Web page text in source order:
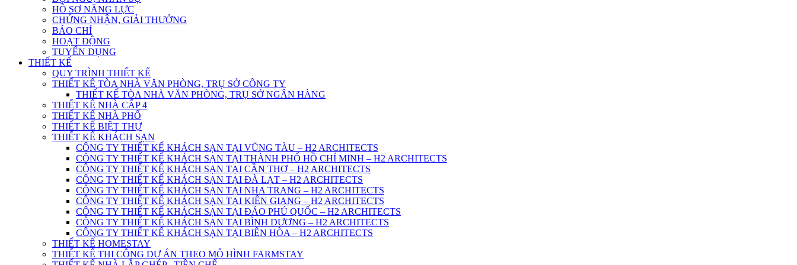
HỒ SƠ NĂNG LỰC
CHỨNG NHẬN, GIẢI THƯỞNG
BÁO CHÍ
HOẠT ĐỘNG
TUYỂN DỤNG
THIẾT KẾ
QUY TRÌNH THIẾT KẾ
THIẾT KẾ TÒA NHÀ VĂN PHÒNG, TRỤ SỞ CÔNG TY
THIẾT KẾ TÒA NHÀ VĂN PHÒNG, TRỤ SỞ NGÂN HÀNG
THIẾT KẾ NHÀ CẤP 4
THIẾT KẾ NHÀ PHỐ
THIẾT KẾ BIỆT THỰ
THIẾT KẾ KHÁCH SẠN
CÔNG TY THIẾT KẾ KHÁCH SẠN TẠI VŨNG TÀU – H2 ARCHITECTS
CÔNG TY THIẾT KẾ KHÁCH SẠN TẠI THÀNH PHỐ HỒ CHÍ MINH – H2 ARCHITECTS
CÔNG TY THIẾT KẾ KHÁCH SẠN TẠI CẦN THƠ – H2 ARCHITECTS
CÔNG TY THIẾT KẾ KHÁCH SẠN TẠI ĐÀ LẠT – H2 ARCHITECTS
CÔNG TY THIẾT KẾ KHÁCH SẠN TẠI NHA TRANG – H2 ARCHITECTS
CÔNG TY THIẾT KẾ KHÁCH SẠN TẠI KIÊN GIANG – H2 ARCHITECTS
CÔNG TY THIẾT KẾ KHÁCH SẠN TẠI ĐẢO PHÚ QUỐC – H2 ARCHITECTS
CÔNG TY THIẾT KẾ KHÁCH SẠN TẠI BÌNH DƯƠNG – H2 ARCHITECTS
CÔNG TY THIẾT KẾ KHÁCH SẠN TẠI BIÊN HÒA – H2 ARCHITECTS
THIẾT KẾ HOMESTAY
THIẾT KẾ THI CÔNG DỰ ÁN THEO MÔ HÌNH FARMSTAY